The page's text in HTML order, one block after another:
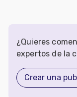
¿Quieres
expertos de la
Crear una